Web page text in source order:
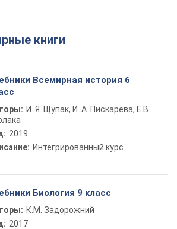
Play Video
книги
Всемирная история 6
И. Я. Щупак, И. А. Пискарева, Е.В.
2019
Интегрированный курс
Биология 9 класс
К.М. Задорожний
2017